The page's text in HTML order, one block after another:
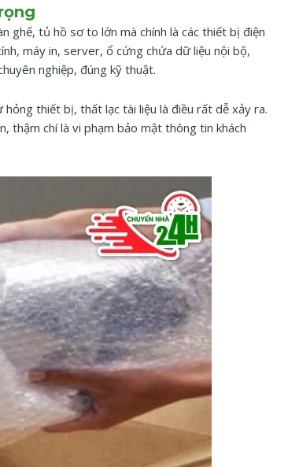
ghế, tủ hồ sơ to lớn mà chính là các thiết bị điện
máy in, server, ổ cứng chứa dữ liệu nội bộ,
nghiệp, đúng kỹ thuật.
thiết bị, thất lạc tài liệu là điều rất dễ xảy ra.
thậm chí là vi phạm bảo mật thông tin khách